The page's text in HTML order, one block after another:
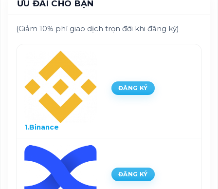
ƯU ĐÃI CHO BẠN
(Giảm 10% phí giao dịch trọn đời khi đăng ký)
1.Binance
ĐĂNG KÝ
ĐĂNG KÝ